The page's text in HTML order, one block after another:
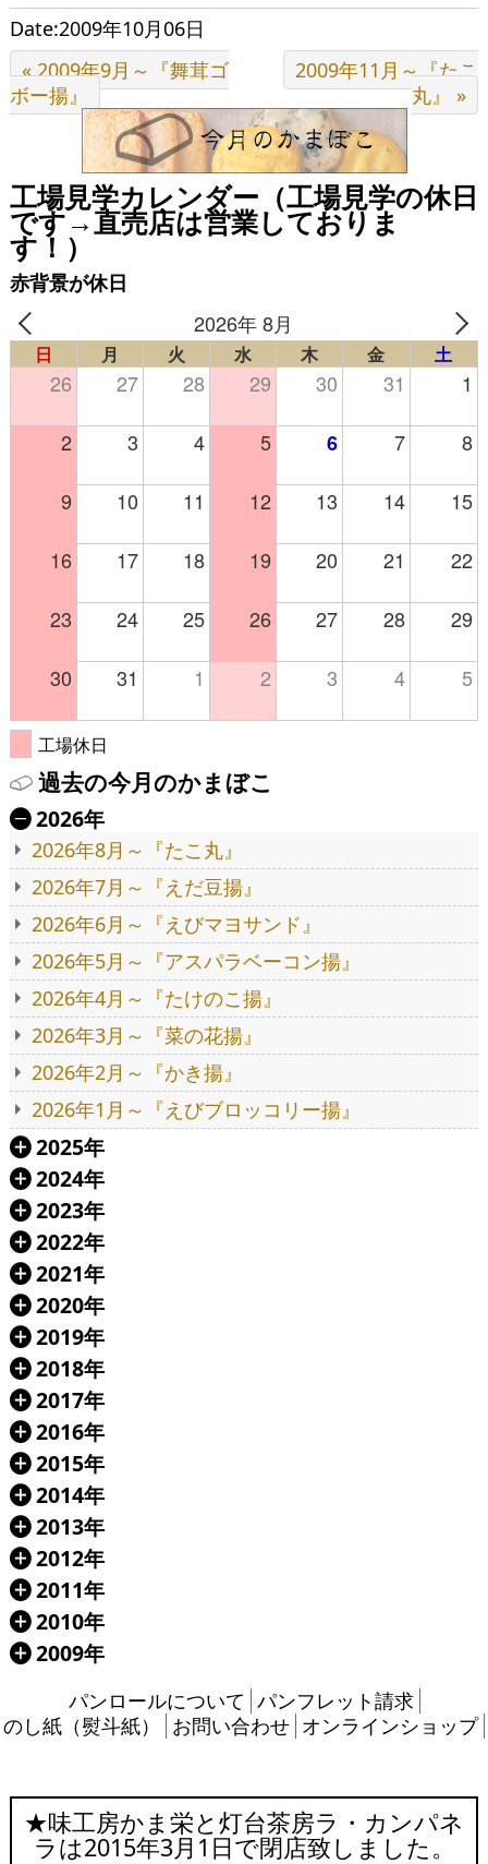
Date:2009年10月06日
« 2009年9月～『舞茸ゴ
ボー揚』
2009年11月～『たこ
丸』 »
工場見学カレンダー（工場見学の休日
です→直売店は営業しておりま
す！）
赤背景が休日
2026年 8月
日 月 火 水 木 金 土
26 27 28 29 30 31 1
2 3 4 5 6 7 8
9 10 11 12 13 14 15
16 17 18 19 20 21 22
23 24 25 26 27 28 29
30 31 1 2 3 4 5
工場休日
過去の今月のかまぼこ
Ä 2026年
2026年8月～『たこ丸』
2026年7月～『えだ豆揚』
2026年6月～『えびマヨサンド』
2026年5月～『アスパラベーコン揚』
2026年4月～『たけのこ揚』
2026年3月～『菜の花揚』
2026年2月～『かき揚』
2026年1月～『えびブロッコリー揚』
Á 2025年
Á 2024年
Á 2023年
Á 2022年
Á 2021年
Á 2020年
Á 2019年
Á 2018年
Á 2017年
Á 2016年
Á 2015年
Á 2014年
Á 2013年
Á 2012年
Á 2011年
Á 2010年
Á 2009年
パンロールについて パンフレット請求
のし紙（熨斗紙）
お問い合わせ オンラインショップ
★味工房かま栄と灯台茶房ラ・カンパネ
ラは2015年3月1日で閉店致しました。